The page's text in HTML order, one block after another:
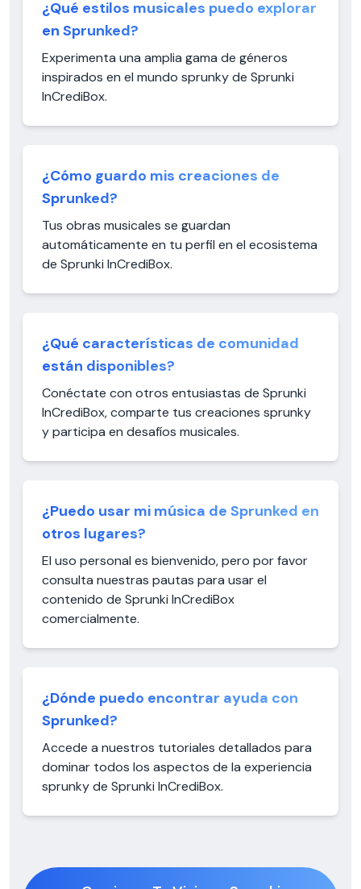
¿Qué estilos musicales puedo explorar
en Sprunked?
Experimenta una amplia gama de géneros
inspirados en el mundo sprunky de Sprunki
InCrediBox.
¿Cómo guardo mis creaciones de
Sprunked?
Tus obras musicales se guardan
automáticamente en tu perfil en el ecosistema
de Sprunki InCrediBox.
¿Qué características de comunidad
están disponibles?
Conéctate con otros entusiastas de Sprunki
InCrediBox, comparte tus creaciones sprunky
y participa en desafíos musicales.
¿Puedo usar mi música de Sprunked en
otros lugares?
El uso personal es bienvenido, pero por favor
consulta nuestras pautas para usar el
contenido de Sprunki InCrediBox
comercialmente.
¿Dónde puedo encontrar ayuda con
Sprunked?
Accede a nuestros tutoriales detallados para
dominar todos los aspectos de la experiencia
sprunky de Sprunki InCrediBox.